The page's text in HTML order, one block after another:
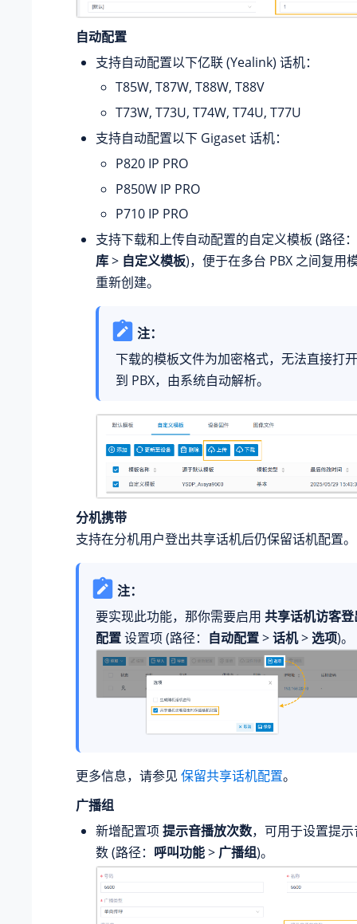
自动配置
支持自动配置以下亿联 (Yealink) 话机：
T85W, T87W, T88W, T88V
T73W, T73U, T74W, T74U, T77U
支持自动配置以下 Gigaset 话机：
P820 IP PRO
P850W IP PRO
P710 IP PRO
支持下载和上传自动配置的自定义模板 (路径：
库> 自定义模板)，便于在多台 PBX 之间复用
重新创建。
注：
下载的模板文件为加密格式，无法直接打
到 PBX，由系统自动解析。
分机携带
支持在分机用户登出共享话机后仍保留话机配置。
注：
要实现此功能，那你需要启用 共享话机访客
配置设置项 (路径： 自动配置>话机>选项)。
更多信息，请参见 保留共享话机配置。
广播组
新增配置项提示音播放次数，可用于设置提
数 (路径： 呼叫功能> 广播组)。